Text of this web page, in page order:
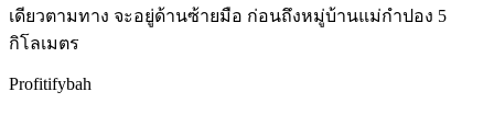
เดียวตามทาง จะอยู่ด้านซ้ายมือ ก่อนถึงหมู่บ้านแม่กำปอง 5
กิโลเมตร
Profitifybah